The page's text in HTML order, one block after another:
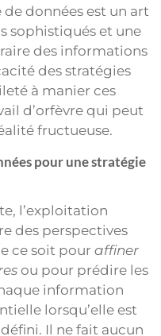
de données est un art
sophistiqués et une
des informations
des stratégies
à manier ces
d’orfèvre qui peut
fructueuse.
pour une stratégie
l’exploitation
des perspectives
ce soit pouraffiner
ou pour prédire les
information
lorsqu’elle est
Il ne fait aucun